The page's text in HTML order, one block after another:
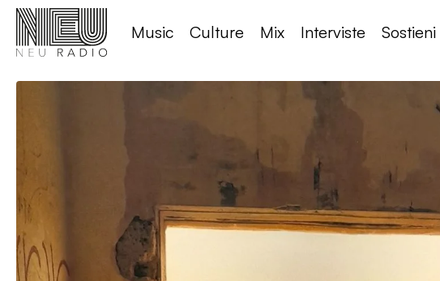
Music Culture Mix Interviste Sostieni